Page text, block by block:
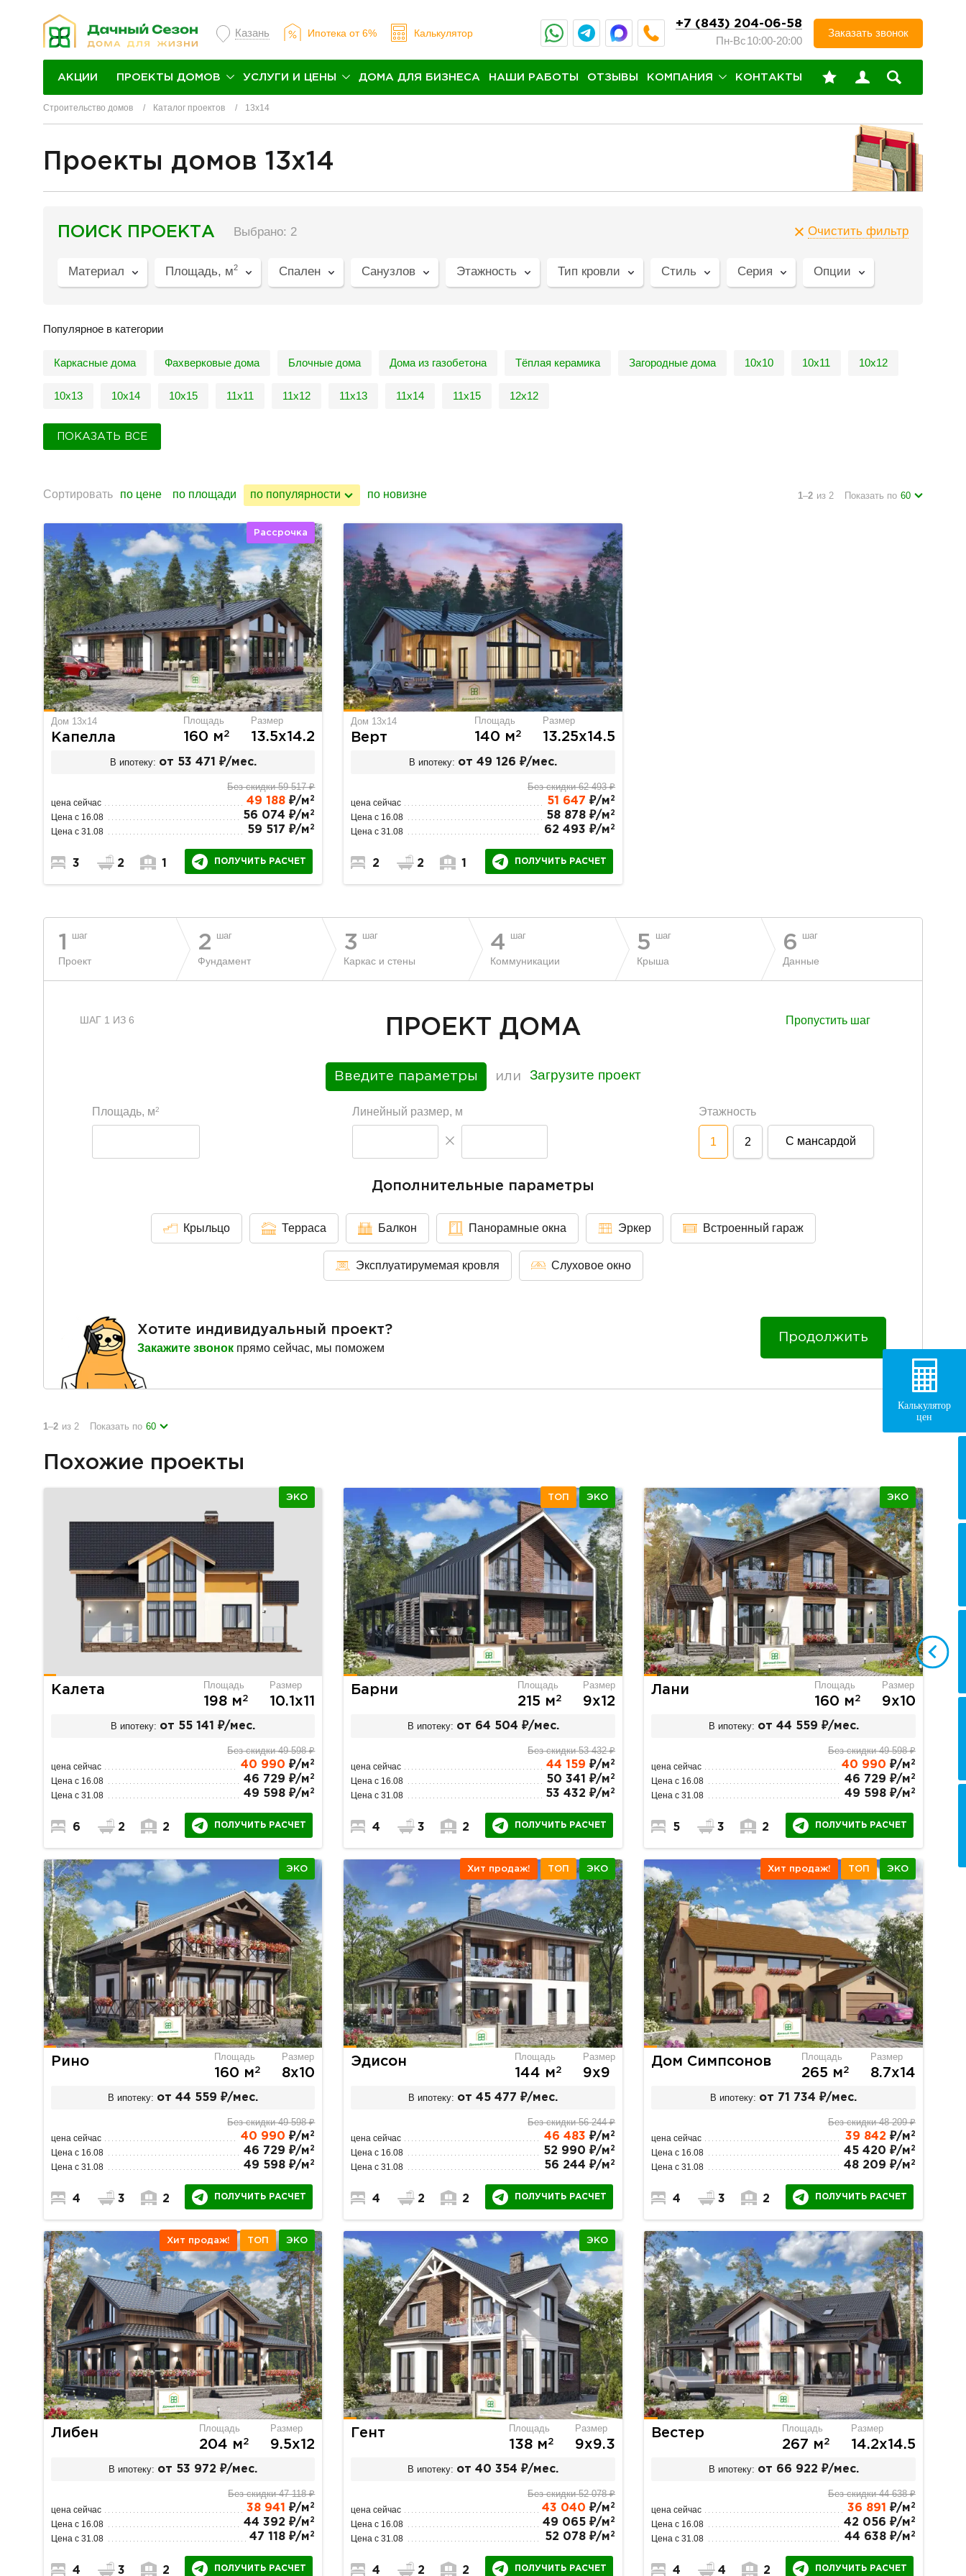
Казань Ипотека от 6% Калькулятор
+7 (843) 204-06-58
Пн-Вс10:00-20:00
Заказать звонок
АКЦИИ ПРОЕКТЫ ДОМОВ УСЛУГИ И ЦЕНЫ ДОМА ДЛЯ БИЗНЕСА НАШИ РАБОТЫ ОТЗЫВЫ КОМПАНИЯ КОНТАКТЫ
Строительство домов Каталог проектов 13х14
Проекты домов 13x14
ПОИСК ПРОЕКТА Выбрано: 2 Очистить фильтр
Материал Площадь, м2 Спален Санузлов Этажность Тип кровли Стиль Серия Опции
Популярное в категории
Каркасные дома Фахверковые дома Блочные дома Дома из газобетона Тёплая керамика Загородные дома 10х10 10х11 10х12
10х13 10х14 10х15 11х11 11х12 11х13 11х14 11х15 12х12
ПОКАЗАТЬ ВСЕ
Сортировать по цене по площади по популярности по новизне 1–2 из 2 Показать по 60
Рассрочка
Дом 13x14
Капелла
Площадь
160 м2
Размер
13.5х14.2
В ипотеку: от 53 471 ₽/мес.
Без скидки 59 517 ₽
цена сейчас 49 188 ₽/м 2
Цена с 16.08 56 074 ₽/м 2
Цена с 31.08 59 517 ₽/м 2
3 2 1 ПОЛУЧИТЬ РАСЧЕТ
Дом 13x14
Верт
Площадь
140 м2
Размер
13.25х14.5
В ипотеку: от 49 126 ₽/мес.
Без скидки 62 493 ₽
цена сейчас 51 647 ₽/м 2
Цена с 16.08 58 878 ₽/м 2
Цена с 31.08 62 493 ₽/м 2
2 2 1 ПОЛУЧИТЬ РАСЧЕТ
1 шаг
Проект
2 шаг
Фундамент
3 шаг
Каркас и стены
4 шаг
Коммуникации
5 шаг
Крыша
6 шаг
Данные
ШАГ 1 ИЗ 6 ПРОЕКТ ДОМА Пропустить шаг
Введите параметры или Загрузите проект
Площадь, м2 Линейный размер, м Этажность
1 2 С мансардой
Дополнительные параметры
Крыльцо Терраса Балкон Панорамные окна Эркер Встроенный гараж
Эксплуатирумемая кровля Слуховое окно
Хотите индивидуальный проект?
Закажите звонок прямо сейчас, мы поможем
Продолжить
1–2 из 2 Показать по 60
Похожие проекты
ЭКО
Калета Площадь
198 м2
Размер
10.1х11
В ипотеку: от 55 141 ₽/мес.
Без скидки 49 598 ₽
цена сейчас 40 990 ₽/м 2
Цена с 16.08 46 729 ₽/м 2
Цена с 31.08 49 598 ₽/м 2
6 2 2 ПОЛУЧИТЬ РАСЧЕТ
ТОП ЭКО
Барни Площадь
215 м2
Размер
9х12
В ипотеку: от 64 504 ₽/мес.
Без скидки 53 432 ₽
цена сейчас 44 159 ₽/м 2
Цена с 16.08 50 341 ₽/м 2
Цена с 31.08 53 432 ₽/м 2
4 3 2 ПОЛУЧИТЬ РАСЧЕТ
ЭКО
Лани Площадь
160 м2
Размер
9х10
В ипотеку: от 44 559 ₽/мес.
Без скидки 49 598 ₽
цена сейчас 40 990 ₽/м 2
Цена с 16.08 46 729 ₽/м 2
Цена с 31.08 49 598 ₽/м 2
5 3 2 ПОЛУЧИТЬ РАСЧЕТ
ЭКО
Рино Площадь
160 м2
Размер
8х10
В ипотеку: от 44 559 ₽/мес.
Без скидки 49 598 ₽
цена сейчас 40 990 ₽/м 2
Цена с 16.08 46 729 ₽/м 2
Цена с 31.08 49 598 ₽/м 2
4 3 2 ПОЛУЧИТЬ РАСЧЕТ
Хит продаж! ТОП ЭКО
Эдисон Площадь
144 м2
Размер
9х9
В ипотеку: от 45 477 ₽/мес.
Без скидки 56 244 ₽
цена сейчас 46 483 ₽/м 2
Цена с 16.08 52 990 ₽/м 2
Цена с 31.08 56 244 ₽/м 2
4 2 2 ПОЛУЧИТЬ РАСЧЕТ
Хит продаж! ТОП ЭКО
Дом Симпсонов Площадь
265 м2
Размер
8.7х14
В ипотеку: от 71 734 ₽/мес.
Без скидки 48 209 ₽
цена сейчас 39 842 ₽/м 2
Цена с 16.08 45 420 ₽/м 2
Цена с 31.08 48 209 ₽/м 2
4 3 2 ПОЛУЧИТЬ РАСЧЕТ
Хит продаж! ТОП ЭКО
Либен Площадь
204 м2
Размер
9.5х12
В ипотеку: от 53 972 ₽/мес.
Без скидки 47 118 ₽
цена сейчас 38 941 ₽/м 2
Цена с 16.08 44 392 ₽/м 2
Цена с 31.08 47 118 ₽/м 2
4 3 2 ПОЛУЧИТЬ РАСЧЕТ
ЭКО
Гент Площадь
138 м2
Размер
9х9.3
В ипотеку: от 40 354 ₽/мес.
Без скидки 52 078 ₽
цена сейчас 43 040 ₽/м 2
Цена с 16.08 49 065 ₽/м 2
Цена с 31.08 52 078 ₽/м 2
4 2 2 ПОЛУЧИТЬ РАСЧЕТ
Вестер Площадь
267 м2
Размер
14.2х14.5
В ипотеку: от 66 922 ₽/мес.
Без скидки 44 638 ₽
цена сейчас 36 891 ₽/м 2
Цена с 16.08 42 056 ₽/м 2
Цена с 31.08 44 638 ₽/м 2
4 4 2 ПОЛУЧИТЬ РАСЧЕТ
Калькулятор
цен